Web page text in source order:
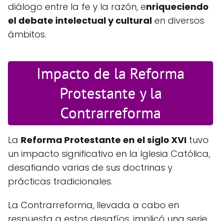
diálogo entre la fe y la razón, enriqueciendo
el debate intelectual y cultural en diversos
ámbitos.
Impacto de la Reforma
Protestante y la
Contrarreforma
La Reforma Protestante en el siglo XVI tuvo
un impacto significativo en la Iglesia Católica,
desafiando varias de sus doctrinas y
prácticas tradicionales.
La Contrarreforma, llevada a cabo en